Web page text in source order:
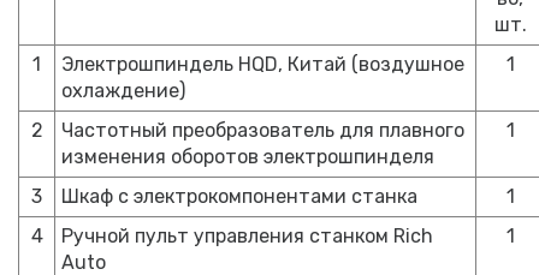
шт.
1
Электрошпиндель HQD, Китай (воздушное
охлаждение)
1
2
Частотный преобразователь для плавного
изменения оборотов электрошпинделя
1
3 Шкаф с электрокомпонентами станка
1
4
Ручной пульт управления станком Rich
Auto
1